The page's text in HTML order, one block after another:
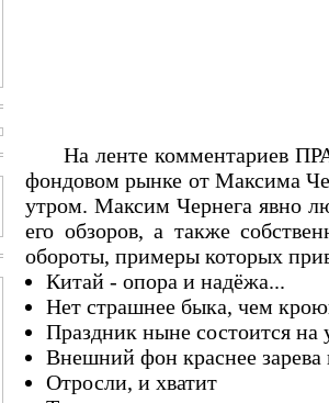
На ленте комментариев
фондовом рынке от Максима
утром. Максим Чернега явно
его обзоров, а также
обороты, примеры которых
Китай - опора и надёжа...
Нет страшнее быка, чем
Праздник ныне состоится на
Внешний фон краснее зарева
Отросли, и хватит